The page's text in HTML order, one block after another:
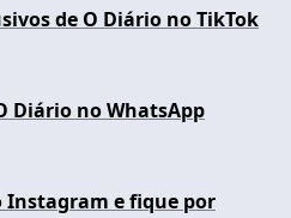
de O Diário no TikTok
Diário no WhatsApp
Instagram e fique por